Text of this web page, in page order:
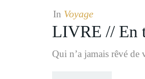
In Voyage
LIVRE // En
Qui n’a jamais rêvé de